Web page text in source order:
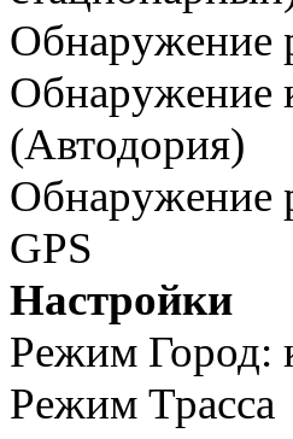
Обнаружение
Обнаружение
(Автодория)
Обнаружение
GPS
Настройки
Режим Город:
Режим Трасса